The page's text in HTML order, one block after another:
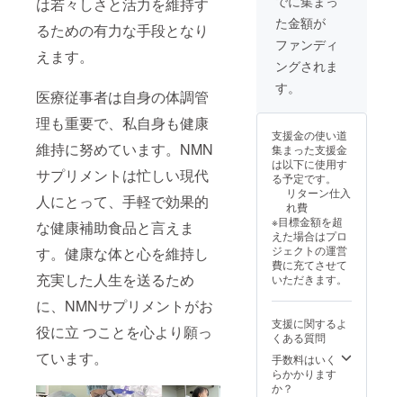
るための有力な手段となり
えます。
医療従事者は自身の体調管
理も重要で、私自身も健康
維持に努めています。NMN
サプリメントは忙しい現代
人にとって、手軽で効果的
な健康補助食品と言えま
す。健康な体と心を維持し
充実した人生を送るため
に、NMNサプリメントがお
役に立 つことを心より願っ
ています。
書）：
対応可
登録番
号の記
るイン
な場合
は、
メッ
セージ
にて実
行者に
直接お
問合せ
くださ
い） イ
ンボイ
ス（適
格請求
書）：
対応可
タミン
B1、(一
部に大
豆を含
む) 内容
8.04g(2
68mg×
30粒) 賞
味期
限：製
造より2
年 適格
請求書
発行事
業者登
録番
号：あ
り （適
格請求
事業者
登録番
号の記
載のあ
ワイン
抽出
物、コ
エンザ
イムＱ
酸菌(殺
物プラ
センタ
(メロン
胎座)／
HPMC
アリン
酸Ca、
ビタミ
ンE、ビ
タミン
B1、(一
豆を含
む) 内容
量（1
袋）：
8.04g(2
た金額が
ファンディ
ングされま
す。
支援金の使い道
集まった支援金
は以下に使用す
る予定です。
リターン仕入
れ費
※目標金額を超
えた場合はプロ
ジェクトの運営
費に充てさせて
いただきます。
支援に関するよ
くある質問
手数料はいく
らかかります
か？